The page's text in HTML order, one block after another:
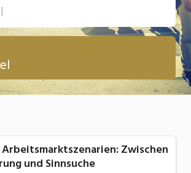
13 Antworten
Zwischen
und Sinnsuche